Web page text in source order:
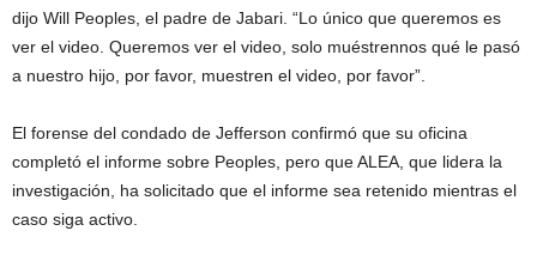
dijo Will Peoples, el padre de Jabari. “Lo único que queremos es
ver el video. Queremos ver el video, solo muéstrennos qué le pasó
a nuestro hijo, por favor, muestren el video, por favor”.
El forense del condado de Jefferson confirmó que su oficina
completó el informe sobre Peoples, pero que ALEA, que lidera la
investigación, ha solicitado que el informe sea retenido mientras el
caso siga activo.